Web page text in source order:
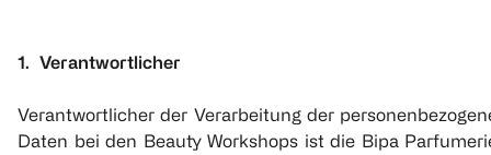
1. Verantwortlicher
Verantwortlicher der Verarbeitung der
Daten bei den Beauty Workshops ist die Bipa